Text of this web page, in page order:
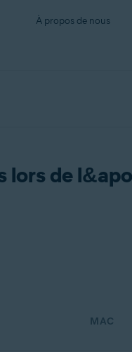
À propos de nous
lors de
MAC